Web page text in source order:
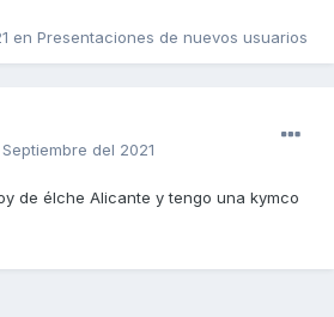
en Presentaciones de nuevos usuarios
del 2021
de élche Alicante y tengo una kymco